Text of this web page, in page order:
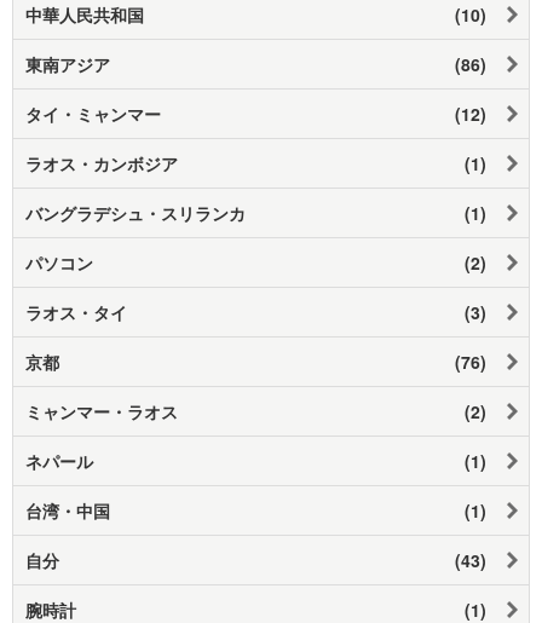
中華人民共和国 (10)
東南アジア (86)
タイ・ミャンマー (12)
ラオス・カンボジア (1)
バングラデシュ・スリランカ (1)
パソコン (2)
ラオス・タイ (3)
京都 (76)
ミャンマー・ラオス (2)
ネパール (1)
台湾・中国 (1)
自分 (43)
腕時計 (1)